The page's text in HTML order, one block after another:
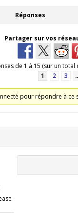
Réponses
Partager sur vos
de 1 à 15 (sur un total
1
2 3
pour répondre à ce